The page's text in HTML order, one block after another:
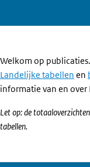
Welkom op
Landelijke tabellen en
informatie van en over
Let op: de
tabellen.